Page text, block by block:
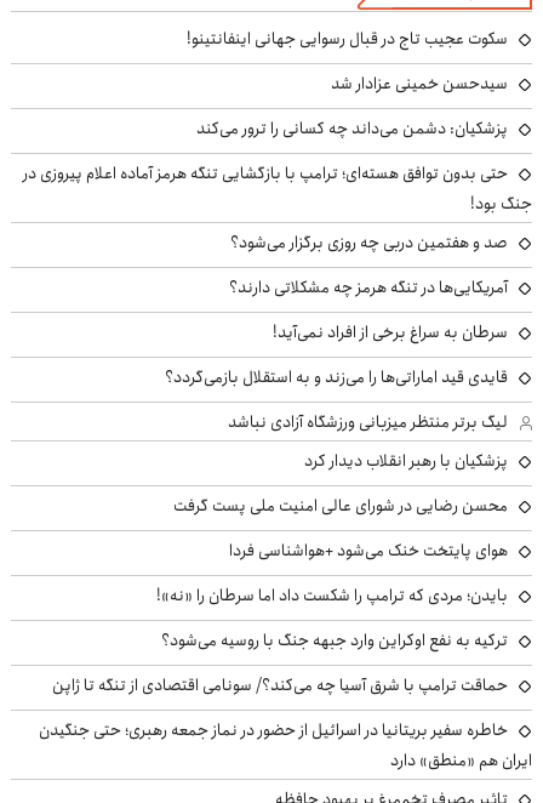
سکوت عجیب تاج در قبال رسوایی جهانی اینفانتینو!
سیدحسن خمینی عزادار شد
پزشکیان: دشمن می‌داند چه کسانی را ترور می‌کند
حتی بدون توافق هسته‌ای؛ ترامپ با بازگشایی تنگه هرمز آماده اعلام پیروزی در
جنگ بود!
صد و هفتمین دربی چه روزی برگزار می‌شود؟
آمریکایی‌ها در تنگه هرمز چه مشکلاتی دارند؟
سرطان به سراغ برخی از افراد نمی‌آید!
قایدی قید اماراتی‌ها را می‌زند و به استقلال بازمی‌گردد؟
لیگ برتر منتظر میزبانی ورزشگاه آزادی نباشد
پزشکیان با رهبر انقلاب دیدار کرد
محسن رضایی در شورای عالی امنیت ملی پست گرفت
هوای پایتخت خنک می‌شود +هواشناسی فردا
بایدن؛ مردی که ترامپ را شکست داد اما سرطان را «نه»!
ترکیه به نفع اوکراین وارد جبهه جنگ با روسیه می‌شود؟
حماقت ترامپ با شرق آسیا چه می‌کند؟/ سونامی اقتصادی از تنگه تا ژاپن
خاطره سفیر بریتانیا در اسرائیل از حضور در نماز جمعه رهبری؛ حتی جنگیدن
ایران هم «منطق» دارد